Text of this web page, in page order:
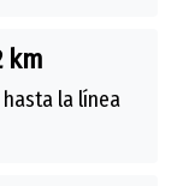
km
la línea